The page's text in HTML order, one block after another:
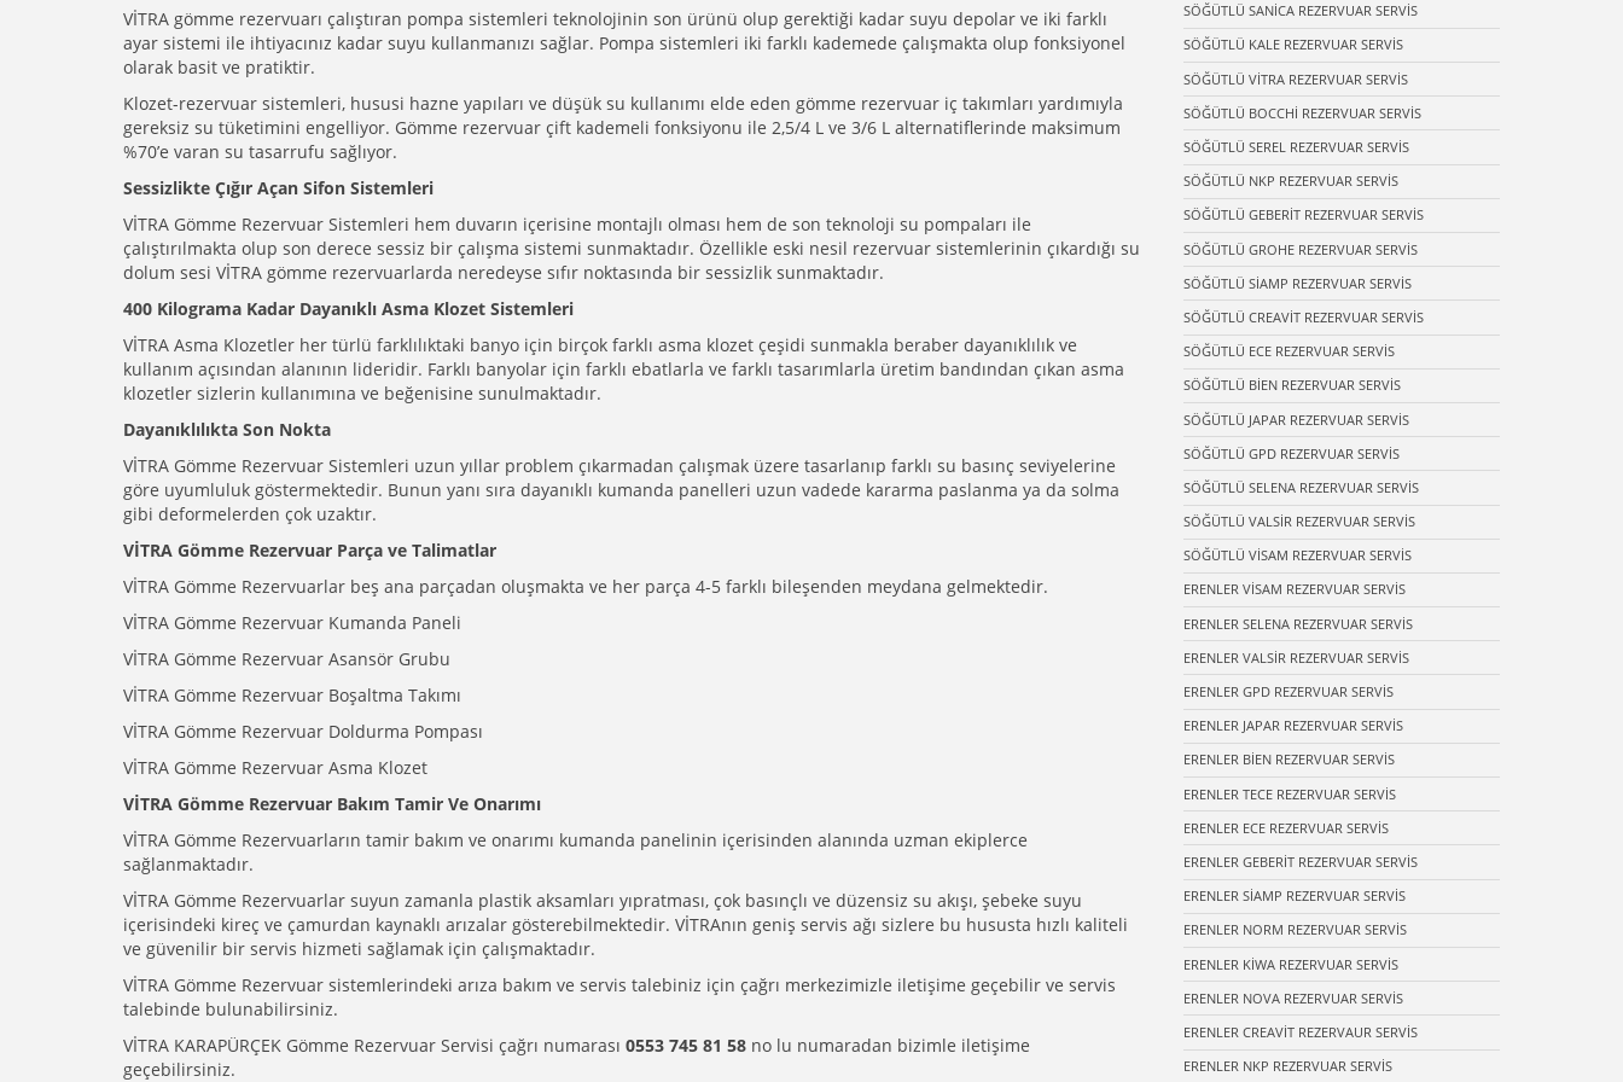
VİTRA gömme rezervuarı çalıştıran pompa sistemleri teknolojinin son ürünü olup gerektiği kadar suyu depolar ve iki farklı
ayar sistemi ile ihtiyacınız kadar suyu kullanmanızı sağlar. Pompa sistemleri iki farklı kademede çalışmakta olup fonksiyonel
olarak basit ve pratiktir.
Klozet-rezervuar sistemleri, hususi hazne yapıları ve düşük su kullanımı elde eden gömme rezervuar iç takımları yardımıyla
gereksiz su tüketimini engelliyor. Gömme rezervuar çift kademeli fonksiyonu ile 2,5/4 L ve 3/6 L alternatiflerinde maksimum
%70’e varan su tasarrufu sağlıyor.
Sessizlikte Çığır Açan Sifon Sistemleri
VİTRA Gömme Rezervuar Sistemleri hem duvarın içerisine montajlı olması hem de son teknoloji su pompaları ile
çalıştırılmakta olup son derece sessiz bir çalışma sistemi sunmaktadır. Özellikle eski nesil rezervuar sistemlerinin çıkardığı su
dolum sesi VİTRA gömme rezervuarlarda neredeyse sıfır noktasında bir sessizlik sunmaktadır.
400 Kilograma Kadar Dayanıklı Asma Klozet Sistemleri
VİTRA Asma Klozetler her türlü farklılıktaki banyo için birçok farklı asma klozet çeşidi sunmakla beraber dayanıklılık ve
kullanım açısından alanının lideridir. Farklı banyolar için farklı ebatlarla ve farklı tasarımlarla üretim bandından çıkan asma
klozetler sizlerin kullanımına ve beğenisine sunulmaktadır.
Dayanıklılıkta Son Nokta
VİTRA Gömme Rezervuar Sistemleri uzun yıllar problem çıkarmadan çalışmak üzere tasarlanıp farklı su basınç seviyelerine
göre uyumluluk göstermektedir. Bunun yanı sıra dayanıklı kumanda panelleri uzun vadede kararma paslanma ya da solma
gibi deformelerden çok uzaktır.
VİTRA Gömme Rezervuar Parça ve Talimatlar
VİTRA Gömme Rezervuarlar beş ana parçadan oluşmakta ve her parça 4-5 farklı bileşenden meydana gelmektedir.
VİTRA Gömme Rezervuar Kumanda Paneli
VİTRA Gömme Rezervuar Asansör Grubu
VİTRA Gömme Rezervuar Boşaltma Takımı
VİTRA Gömme Rezervuar Doldurma Pompası
VİTRA Gömme Rezervuar Asma Klozet
VİTRA Gömme Rezervuar Bakım Tamir Ve Onarımı
VİTRA Gömme Rezervuarların tamir bakım ve onarımı kumanda panelinin içerisinden alanında uzman ekiplerce
sağlanmaktadır.
VİTRA Gömme Rezervuarlar suyun zamanla plastik aksamları yıpratması, çok basınçlı ve düzensiz su akışı, şebeke suyu
içerisindeki kireç ve çamurdan kaynaklı arızalar gösterebilmektedir. VİTRAnın geniş servis ağı sizlere bu hususta hızlı kaliteli
ve güvenilir bir servis hizmeti sağlamak için çalışmaktadır.
VİTRA Gömme Rezervuar sistemlerindeki arıza bakım ve servis talebiniz için çağrı merkezimizle iletişime geçebilir ve servis
talebinde bulunabilirsiniz.
VİTRA KARAPÜRÇEK Gömme Rezervuar Servisi çağrı numarası 0553 745 81 58 no lu numaradan bizimle iletişime
geçebilirsiniz.
SÖĞÜTLÜ SANİCA REZERVUAR SERVİS
SÖĞÜTLÜ KALE REZERVUAR SERVİS
SÖĞÜTLÜ VİTRA REZERVUAR SERVİS
SÖĞÜTLÜ BOCCHİ REZERVUAR SERVİS
SÖĞÜTLÜ SEREL REZERVUAR SERVİS
SÖĞÜTLÜ NKP REZERVUAR SERVİS
SÖĞÜTLÜ GEBERİT REZERVUAR SERVİS
SÖĞÜTLÜ GROHE REZERVUAR SERVİS
SÖĞÜTLÜ SİAMP REZERVUAR SERVİS
SÖĞÜTLÜ CREAVİT REZERVUAR SERVİS
SÖĞÜTLÜ ECE REZERVUAR SERVİS
SÖĞÜTLÜ BİEN REZERVUAR SERVİS
SÖĞÜTLÜ JAPAR REZERVUAR SERVİS
SÖĞÜTLÜ GPD REZERVUAR SERVİS
SÖĞÜTLÜ SELENA REZERVUAR SERVİS
SÖĞÜTLÜ VALSİR REZERVUAR SERVİS
SÖĞÜTLÜ VİSAM REZERVUAR SERVİS
ERENLER VİSAM REZERVUAR SERVİS
ERENLER SELENA REZERVUAR SERVİS
ERENLER VALSİR REZERVUAR SERVİS
ERENLER GPD REZERVUAR SERVİS
ERENLER JAPAR REZERVUAR SERVİS
ERENLER BİEN REZERVUAR SERVİS
ERENLER TECE REZERVUAR SERVİS
ERENLER ECE REZERVUAR SERVİS
ERENLER GEBERİT REZERVUAR SERVİS
ERENLER SİAMP REZERVUAR SERVİS
ERENLER NORM REZERVUAR SERVİS
ERENLER KİWA REZERVUAR SERVİS
ERENLER NOVA REZERVUAR SERVİS
ERENLER CREAVİT REZERVAUR SERVİS
ERENLER NKP REZERVUAR SERVİS